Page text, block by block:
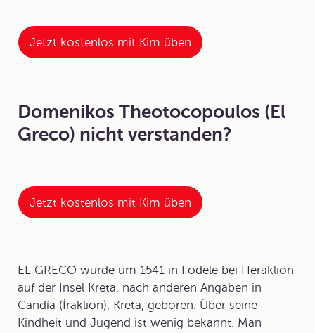
Jetzt kostenlos mit Kim üben
Domenikos Theotocopoulos (El
Greco) nicht verstanden?
Jetzt kostenlos mit Kim üben
EL GRECO wurde um 1541 in Fodele bei Heraklion
auf der Insel Kreta, nach anderen Angaben in
Candía (Íraklion), Kreta, geboren. Über seine
Kindheit und Jugend ist wenig bekannt. Man